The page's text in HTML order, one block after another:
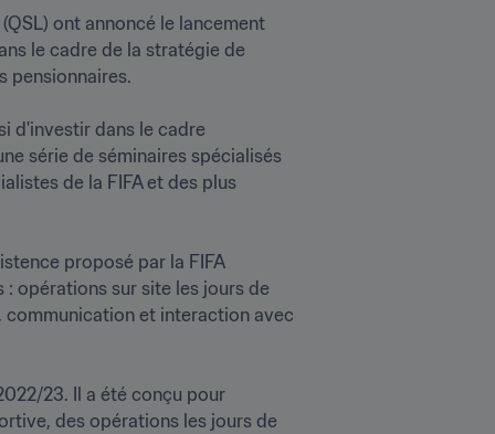
ont annoncé le lancement
le cadre de la stratégie de
pensionnaires.
d'investir dans le cadre
série de séminaires spécialisés
de la FIFA et des plus
proposé par la FIFA
opérations sur site les jours de
et interaction avec
23. Il a été conçu pour
des opérations les jours de